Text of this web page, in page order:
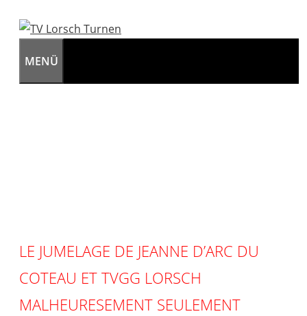
MENÜ
LE JUMELAGE DE JEANNE D’ARC DU
COTEAU ET TVGG LORSCH
MALHEURESEMENT SEULEMENT